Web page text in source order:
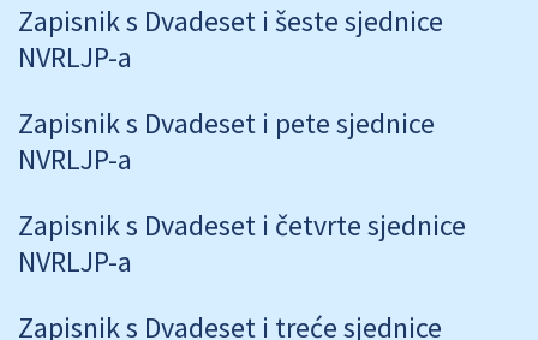
Zapisnik s Dvadeset i šeste sjednice
NVRLJP-a
Zapisnik s Dvadeset i pete sjednice
NVRLJP-a
Zapisnik s Dvadeset i četvrte sjednice
NVRLJP-a
Zapisnik s Dvadeset i treće sjednice